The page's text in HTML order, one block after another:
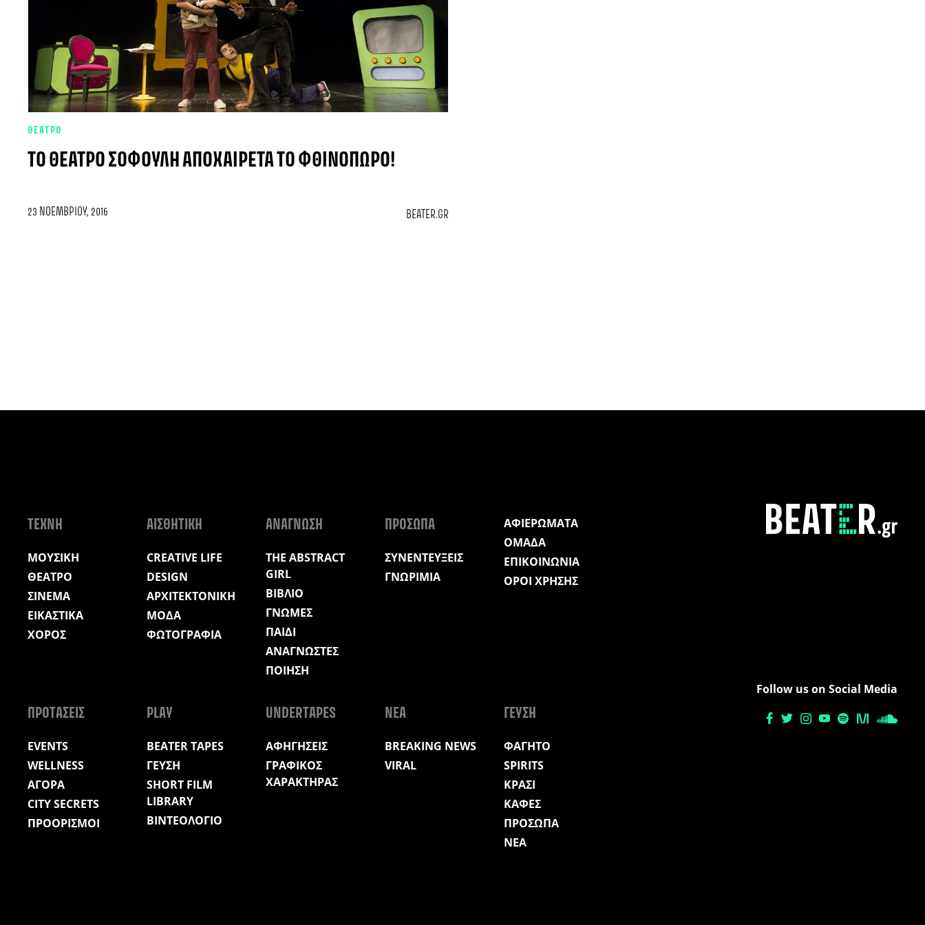
ΘΕΑΤΡΟ
ΤΟ ΘΈΑΤΡΟ ΣΟΦΟΎΛΗ ΑΠΟΧΑΙΡΕΤΆ ΤΟ ΦΘΙΝΌΠΩΡΟ!
23 ΝΟΕΜΒΡΊΟΥ, 2016 BEATER.GR
ΤΕΧΝΗ
ΜΟΥΣΙΚΗ
ΘΕΑΤΡΟ
ΣΙΝΕΜΑ
ΕΙΚΑΣΤΙΚΑ
ΧΟΡΟΣ
ΑΙΣΘΗΤΙΚΗ
CREATIVE LIFE
DESIGN
ΑΡΧΙΤΕΚΤΟΝΙΚΗ
ΜΟΔΑ
ΦΩΤΟΓΡΑΦΙΑ
ΑΝΑΓΝΩΣΗ
THE ABSTRACT
GIRL
ΒΙΒΛΙΟ
ΓΝΩΜΕΣ
ΠΑΙΔΙ
ΑΝΑΓΝΩΣΤΕΣ
ΠΟΙΗΣΗ
ΠΡΟΣΩΠΑ
ΣΥΝΕΝΤΕΥΞΕΙΣ
ΓΝΩΡΙΜΙΑ
ΑΦΙΕΡΩΜΑΤΑ
ΟΜΑΔΑ
ΕΠΙΚΟΙΝΩΝΙΑ
ΟΡΟΙ ΧΡΗΣΗΣ
ΠΡΟΤΑΣΕΙΣ
EVENTS
WELLNESS
ΑΓΟΡΑ
CITY SECRETS
ΠΡΟΟΡΙΣΜΟΙ
PLAY
BEATER TAPES
ΓΕΥΣΗ
SHORT FILM
LIBRARY
ΒΙΝΤΕΟΛΟΓΙΟ
UNDERTAPES
ΑΦΗΓΗΣΕΙΣ
ΓΡΑΦΙΚΟΣ
ΧΑΡΑΚΤΗΡΑΣ
ΝΕΑ
BREAKING NEWS
VIRAL
ΓΕΥΣΗ
ΦΑΓΗΤΟ
SPIRITS
ΚΡΑΣΙ
ΚΑΦΕΣ
ΠΡΟΣΩΠΑ
ΝΕΑ
Follow us on Social Media